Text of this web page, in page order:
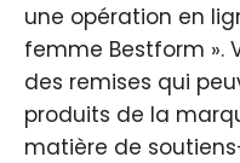
une opération en
femme Bestform ».
des remises qui
produits de la
matière de